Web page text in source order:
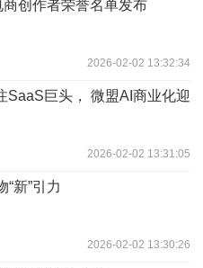
创作者荣誉名单发布
2026-02-02 13:32:34
SaaS巨头， 微盟AI商业化迎
2026-02-02 13:31:05
“新”引力
2026-02-02 13:30:26